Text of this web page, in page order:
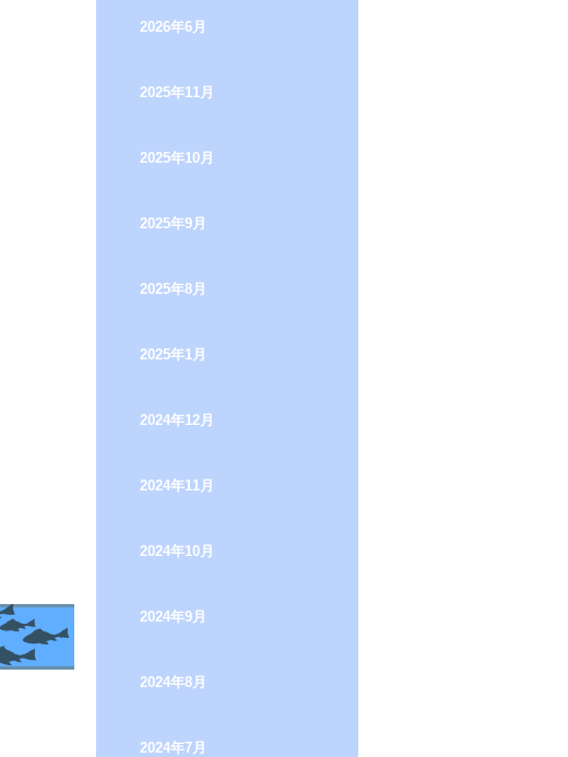
2026年6月
2025年11月
2025年10月
2025年9月
2025年8月
2025年1月
2024年12月
2024年11月
2024年10月
2024年9月
2024年8月
2024年7月